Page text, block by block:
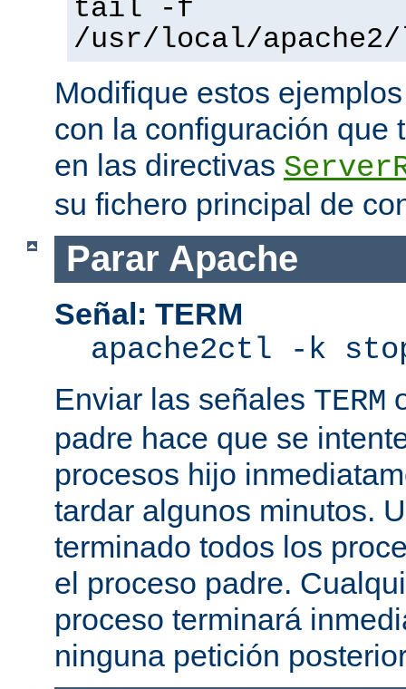
tail -f
/usr/local/
Modifique estos
con la configuración que
en las directivas
su fichero principal de
Parar Apache
Señal: TERM
apache2ctl -k
Enviar las señales TERM
padre hace que se
procesos hijo
tardar algunos minutos.
terminado todos los
el proceso padre.
proceso terminará
ninguna petición